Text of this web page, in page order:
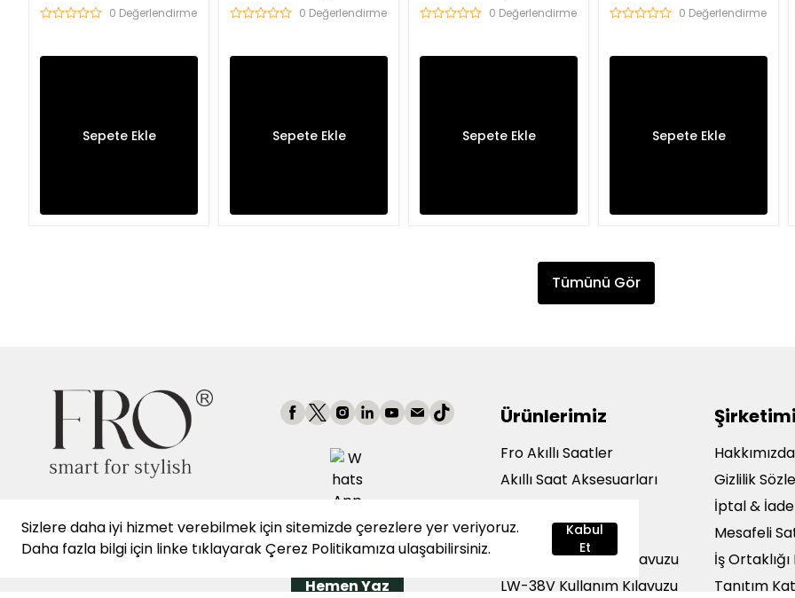
Sizlere daha iyi hizmet verebilmek için sitemizde çerezlere yer veriyoruz.
Daha fazla bilgi için linke tıklayarakÇerez Politikamızaulaşabilirsiniz.
Kabul
Et
0 Değerlendirme
Sepete Ekle
0 Değerlendirme
Sepete Ekle
0 Değerlendirme
Sepete Ekle
0 Değerlendirme
Sepete Ekle
Tümünü Gör
👩‍💼 WhatsApp Müşteri
Hizmetleri
Hemen Yaz
Ürünlerimiz
Fro Akıllı Saatler
Akıllı Saat Aksesuarları
Siparişlerim
LW-43V Kullanım Kılavuzu
LW-38V Kullanım Kılavuzu
Hakkımızda
Gizlilik
İptal &
Mesafeli
İş
Tanıtım